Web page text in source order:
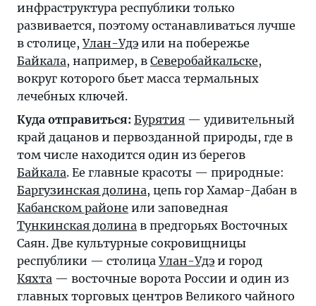
инфраструктура республики только
развивается, поэтому останавливаться лучше
в столице, Улан-Удэ или на побережье
Байкала, например, в Северобайкальске,
вокруг которого бьет масса термальных
лечебных ключей.
Куда отправиться: Бурятия — удивительный
край дацанов и первозданной природы, где в
том числе находится один из берегов
Байкала. Ее главные красоты — природные:
Баргузинская долина, цепь гор Хамар-Дабан в
Кабанском районе или заповедная
Тункинская долина в предгорьях Восточных
Саян. Две культурные сокровищницы
республики — столица Улан-Удэ и город
Кяхта — восточные ворота России и один из
главных торговых центров Великого чайного